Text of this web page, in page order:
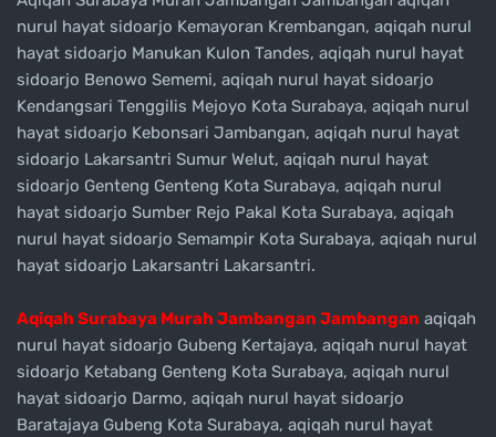
nurul hayat sidoarjo Kemayoran Krembangan, aqiqah nurul
hayat sidoarjo Manukan Kulon Tandes, aqiqah nurul hayat
sidoarjo Benowo Sememi, aqiqah nurul hayat sidoarjo
Kendangsari Tenggilis Mejoyo Kota Surabaya, aqiqah nurul
hayat sidoarjo Kebonsari Jambangan, aqiqah nurul hayat
sidoarjo Lakarsantri Sumur Welut, aqiqah nurul hayat
sidoarjo Genteng Genteng Kota Surabaya, aqiqah nurul
hayat sidoarjo Sumber Rejo Pakal Kota Surabaya, aqiqah
nurul hayat sidoarjo Semampir Kota Surabaya, aqiqah nurul
hayat sidoarjo Lakarsantri Lakarsantri.
Aqiqah Surabaya Murah Jambangan Jambangan aqiqah
nurul hayat sidoarjo Gubeng Kertajaya, aqiqah nurul hayat
sidoarjo Ketabang Genteng Kota Surabaya, aqiqah nurul
hayat sidoarjo Darmo, aqiqah nurul hayat sidoarjo
Baratajaya Gubeng Kota Surabaya, aqiqah nurul hayat